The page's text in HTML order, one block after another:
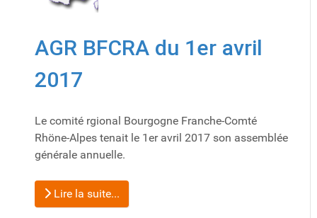
AGR BFCRA du 1er avril
2017
Le comité rgional Bourgogne Franche-Comté
Rhöne-Alpes tenait le 1er avril 2017 son assemblée
générale annuelle.
Lire la suite...